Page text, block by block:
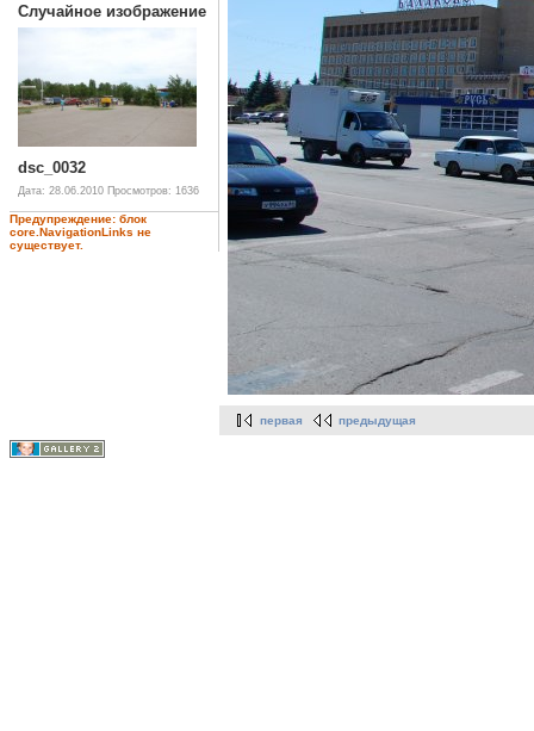
Случайное изображение
dsc_0032
Дата: 28.06.2010 Просмотров: 1636
Предупреждение: блок
core.NavigationLinks не
существует.
первая предыдущая